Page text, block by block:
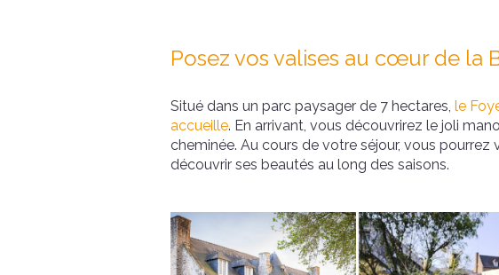
Posez vos valises au cœur de la
Situé dans un parc paysager de 7 hectares, le
accueille. En arrivant, vous découvrirez le joli
cheminée. Au cours de votre séjour, vous
découvrir ses beautés au long des saisons.